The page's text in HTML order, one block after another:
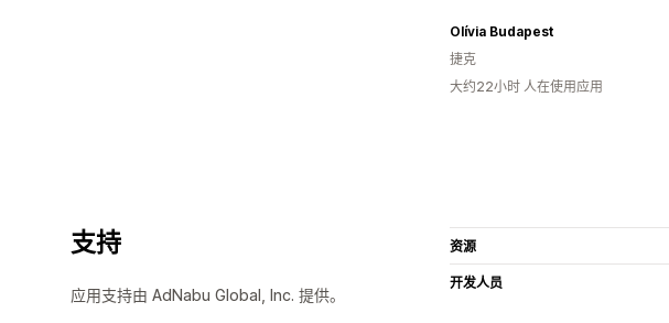
Olívia Budapest
捷克
大约22小时 人在使用应用
支持
应用支持由 AdNabu Global, Inc. 提供。
资源
开发人员